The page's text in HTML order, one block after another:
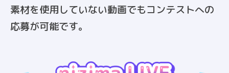
素材を使用していない動画でもコンテストへの
応募が可能です。